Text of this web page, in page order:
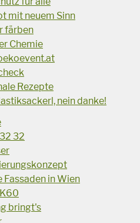
mit neuem Sinn
färben
Chemie
Rezepte
nein danke!
32
Fassaden in Wien
bringt's